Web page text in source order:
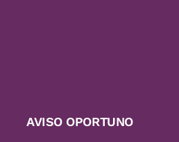
AVISO OPORTUNO